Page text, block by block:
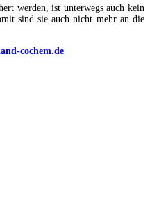
werden, ist unterwegs auch kein
sind sie auch nicht mehr an die
cochem.de